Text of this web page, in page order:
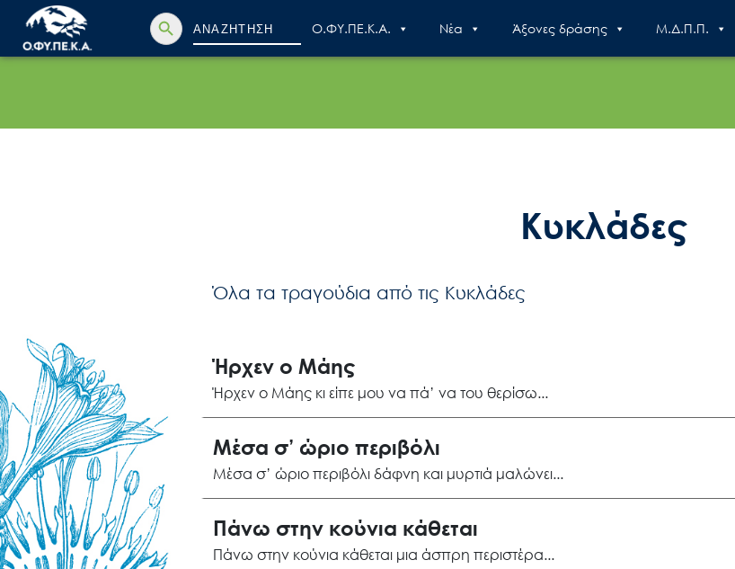
Search
for:
Search Button
Ο.ΦΥ.ΠΕ.Κ.Α. Nέα Άξονες δράσης Μ.Δ.Π.Π.
for:
Ο.ΦΥ.ΠΕ.Κ.Α.
Νέα – Δημοσιότητα
Κυκλάδες
Όλα τα τραγούδια από τις Κυκλάδες
Ήρχεν ο Μάης
Ήρχεν ο Μάης κι είπε μου να πά’ να του θερίσω
Μέσα σ’ ώριο περιβόλι
Μέσα σ’ ώριο περιβόλι δάφνη και μυρτιά μαλώνει
Πάνω στην κούνια κάθεται
Πάνω στην κούνια κάθεται μια άσπρη περιστέρα